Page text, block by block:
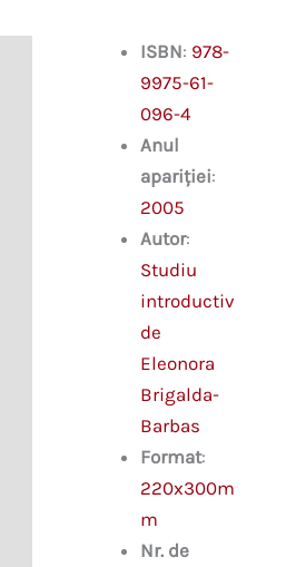
ISBN: 978-
9975-61-
096-4
Anul
apariției:
2005
Autor:
Studiu
introductiv
de
Eleonora
Brigalda-
Barbas
Format:
220x300m
m
Nr. de